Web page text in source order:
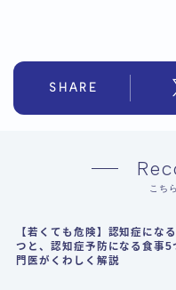
SHARE
こち
【若くても危険】認知症にな
つと、認知症予防になる食事
門医がくわしく解説